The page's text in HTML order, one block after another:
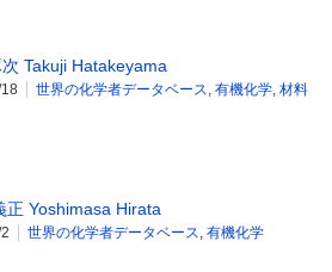
Takuji Hatakeyama
世界の化学者データベース 有機化学 材料
正 Yoshimasa Hirata
世界の化学者データベース 有機化学